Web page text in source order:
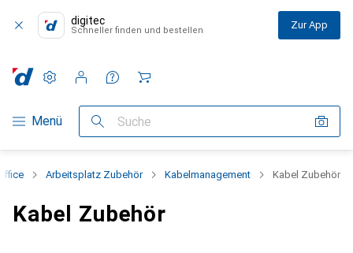
digitec
Schneller finden und bestellen Zur App
Navigation nach Kategorien
Menü Suche
Einstellungen
Kundenkonto
Vergleichslisten
Merklisten
Warenkorb
Arbeitsplatz Zubehör Kabelmanagement Kabel Zubehör
Kabel Zubehör